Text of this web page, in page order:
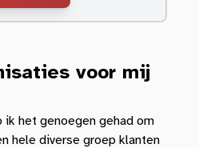
voor mij
ik het genoegen gehad om
hele diverse groep klanten